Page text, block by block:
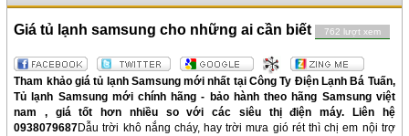
Giá tủ lạnh samsung cho những ai cần biết 762 lượt xem
Tham khảo giá tủ lạnh Samsung mới nhất tại Công Ty Điện Lạnh Bá Tuấn,
Tủ lạnh Samsungmới chính hãng - bảo hành theo hãng Samsungviệt
nam , giá tốt hơn nhiều so với các siêu thị điện máy. Liên hệ
0938079687Dẫu trời khô nắng cháy, hay trời mưa gió rét thì chị em nội trợ